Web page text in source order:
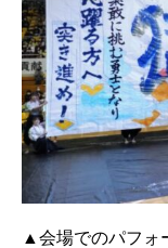
▲会場でのパフォ